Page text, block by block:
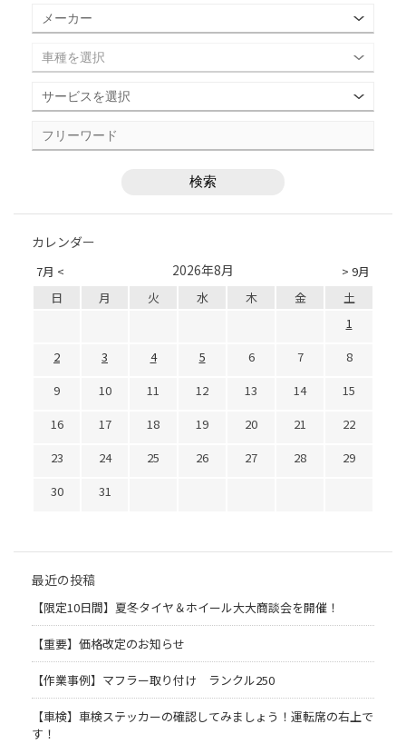
カレンダー
7月 < > 9月
2026年8月
日 月 火 水 木 金
土
1
2
3 4 5 6 7
8
9
10 11 12 13 14
15
16
17 18 19 20 21
22
23
24 25 26 27 28
29
30
31
最近の投稿
【限定10日間】夏冬タイヤ＆ホイール大大商談会を開催！
【重要】価格改定のお知らせ
【作業事例】マフラー取り付け ランクル250
【車検】車検ステッカーの確認してみましょう！運転席の右上で
す！